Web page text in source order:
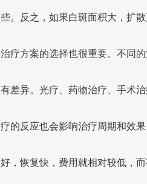
些。反之，如果白斑面积大，扩
治疗方案的选择也很重要。不同
有差异。光疗、药物治疗、手术
疗的反应也会影响治疗周期和效
好，恢复快，费用就相对较低，